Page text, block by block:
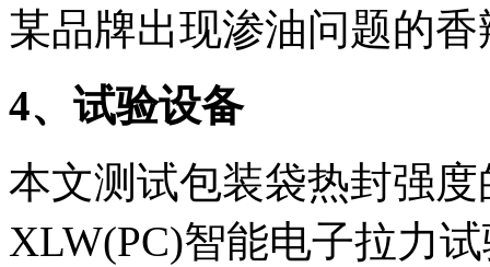
某品牌出现渗油问题的
4、试验设备
本文测试包装袋热封强
XLW(PC)智能电子拉力